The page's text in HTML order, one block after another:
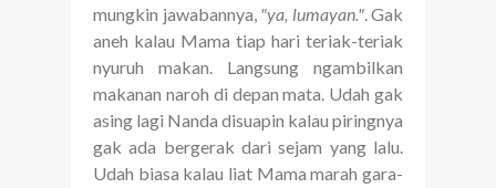
mungkin jawabannya, "ya, lumayan.". Gak
aneh kalau Mama tiap hari teriak-teriak
nyuruh makan. Langsung ngambilkan
makanan naroh di depan mata. Udah gak
asing lagi Nanda disuapin kalau piringnya
gak ada bergerak dari sejam yang lalu.
Udah biasa kalau liat Mama marah gara-